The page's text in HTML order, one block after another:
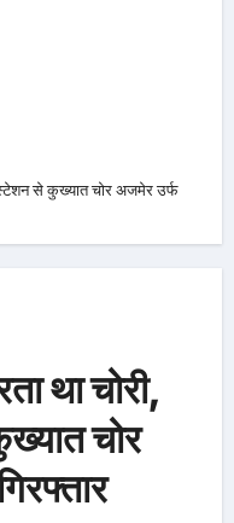
स्टेशन से कुख्यात चोर अजमेर उर्फ
था चोरी,
चोर